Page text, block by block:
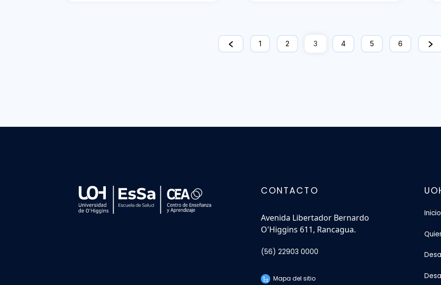
1 2 3 4 5 6
CONTACTO
Avenida Libertador Bernardo
O'Higgins 611, Rancagua.
(56) 22903 0000
Mapa del sitio
Inicio